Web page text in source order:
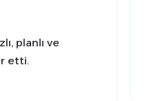
planlı ve
etti.